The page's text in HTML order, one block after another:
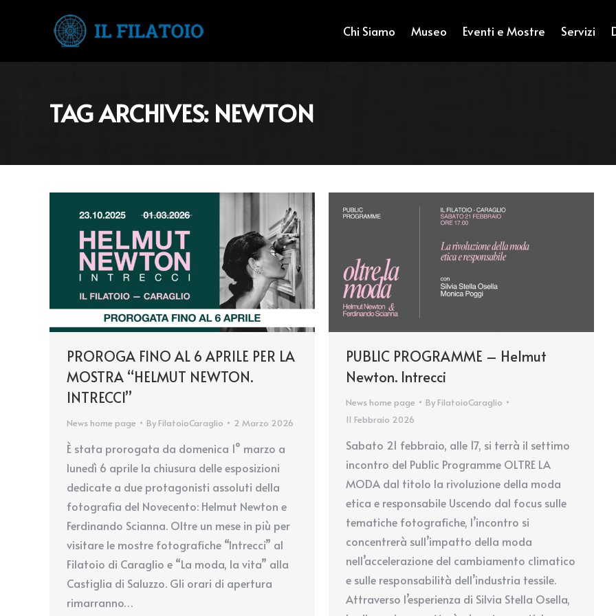
Chi Siamo Museo Eventi e Mostre Servizi
TAG ARCHIVES: NEWTON
PROROGA FINO AL 6 APRILE PER LA
MOSTRA “HELMUT NEWTON.
INTRECCI”
News home page By FilatoioCaraglio 2 Marzo 2026
È stata prorogata da domenica 1° marzo a
lunedì 6 aprile la chiusura delle esposizioni
dedicate a due protagonisti assoluti della
fotografia del Novecento: Helmut Newton e
Ferdinando Scianna. Oltre un mese in più per
visitare le mostre fotografiche “Intrecci” al
Filatoio di Caraglio e “La moda, la vita” alla
Castiglia di Saluzzo. Gli orari di apertura
rimarranno…
PUBLIC PROGRAMME – Helmut
Newton. Intrecci
News home page By FilatoioCaraglio
11 Febbraio 2026
Sabato 21 febbraio, alle 17, si terrà il settimo
incontro del Public Programme OLTRE LA
MODA dal titolo la rivoluzione della moda
etica e responsabile Uscendo dal focus sulle
tematiche fotografiche, l’incontro si
concentrerà sull’impatto della moda
nell’accelerazione del cambiamento climatico
e sulle responsabilità dell’industria tessile.
Attraverso l’esperienza di Silvia Stella Osella,